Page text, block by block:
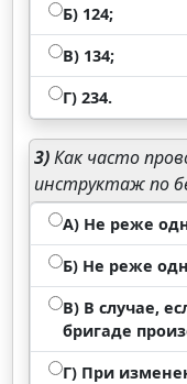
Б) 124;
В) 134;
Г) 234.
3)Как часто
инструктаж по
А) Не реже
Б) Не реже
В) В случае,
бригаде
Г) При